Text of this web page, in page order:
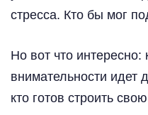
стресса. Кто бы мог
Но вот что интересно:
внимательности идет
кто готов строить